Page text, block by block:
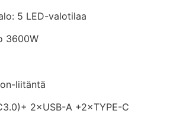
5 LED-valotilaa
3600W
liitäntä
2×USB-A +2×TYPE-C